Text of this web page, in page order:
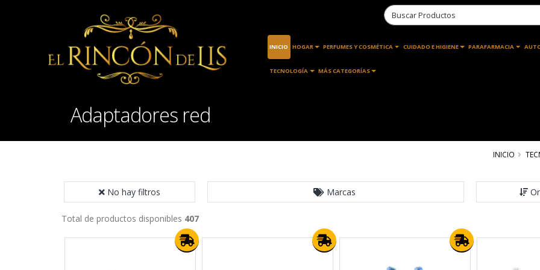
INICIO HOGAR PERFUMES Y COSMÉTICA CUIDADO E HIGIENE PARAFARMACIA
TECNOLOGÍA MÁS CATEGORÍAS
Adaptadores red
INICIO
No hay filtros Marcas
Total de productos disponibles 407